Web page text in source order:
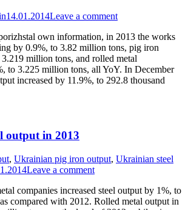
14.01.2014Leave a comment
own information, in 2013 the works
by 0.9%, to 3.82 million tons, pig iron
million tons, and rolled metal
to 3.225 million tons, all YoY. In December
increased by 11.9%, to 292.8 thousand
output in 2013
, Ukrainian pig iron output, Ukrainian steel
Leave a comment
companies increased steel output by 1%, to
compared with 2012. Rolled metal output in